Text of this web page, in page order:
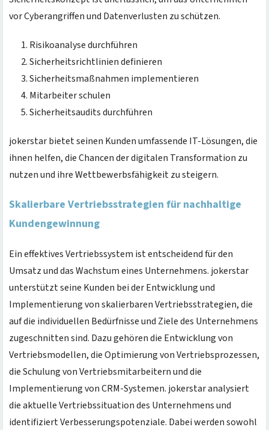
vor Cyberangriffen und Datenverlusten zu schützen.
Risikoanalyse durchführen
Sicherheitsrichtlinien definieren
Sicherheitsmaßnahmen implementieren
Mitarbeiter schulen
Sicherheitsaudits durchführen
jokerstar bietet seinen Kunden umfassende IT-Lösungen, die
ihnen helfen, die Chancen der digitalen Transformation zu
nutzen und ihre Wettbewerbsfähigkeit zu steigern.
Skalierbare Vertriebsstrategien für nachhaltige
Kundengewinnung
Ein effektives Vertriebssystem ist entscheidend für den
Umsatz und das Wachstum eines Unternehmens. jokerstar
unterstützt seine Kunden bei der Entwicklung und
Implementierung von skalierbaren Vertriebsstrategien, die
auf die individuellen Bedürfnisse und Ziele des Unternehmens
zugeschnitten sind. Dazu gehören die Entwicklung von
Vertriebsmodellen, die Optimierung von Vertriebsprozessen,
die Schulung von Vertriebsmitarbeitern und die
Implementierung von CRM-Systemen. jokerstar analysiert
die aktuelle Vertriebssituation des Unternehmens und
identifiziert Verbesserungspotenziale. Dabei werden sowohl